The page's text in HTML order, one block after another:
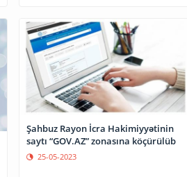
Şahbuz Rayon İcra Hakimiyyətinin
saytı “GOV.AZ” zonasına köçürülüb
25-05-2023